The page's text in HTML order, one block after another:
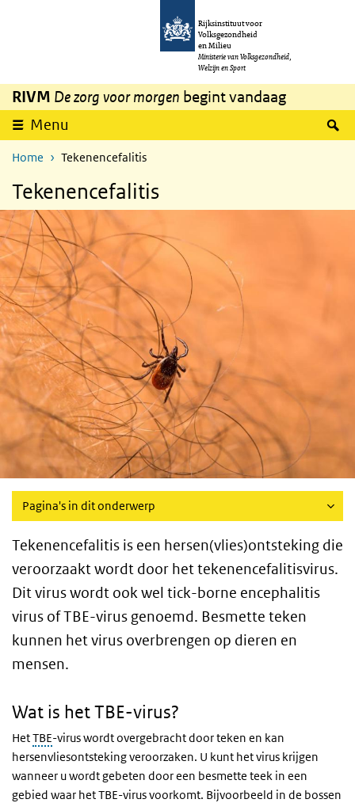
Overslaan en naar de inhoud gaan
Rijksinstituut voor
Volksgezondheid
en Milieu
Ministerie van Volksgezondheid,
Welzijn en Sport
RIVM De zorg voor morgen begint vandaag
Menu
Home Tekenencefalitis
Tekenencefalitis
Pagina's in dit onderwerp
Tekenencefalitis is een hersen(vlies)ontsteking die
veroorzaakt wordt door het tekenencefalitisvirus.
Dit virus wordt ook wel tick-borne encephalitis
virus of TBE-virus genoemd. Besmette teken
kunnen het virus overbrengen op dieren en
mensen.
Wat is het TBE-virus?
HetTBE-virus wordt overgebracht door teken en kan
hersenvliesontsteking veroorzaken. U kunt het virus krijgen
wanneer u wordt gebeten door een besmette teek in een
gebied waar het TBE-virus voorkomt. Bijvoorbeeld in de bossen